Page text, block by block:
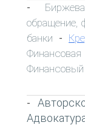
-
обращение,
банки -
Финансовая
-